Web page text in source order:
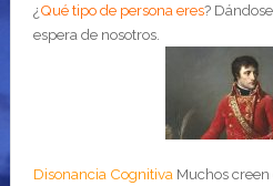
¿Qué tipo de persona eres?
espera de nosotros.
Disonancia Cognitiva Muchos